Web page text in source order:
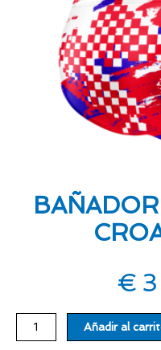
€
BAÑADOR
WATERPOLO
Añadir al